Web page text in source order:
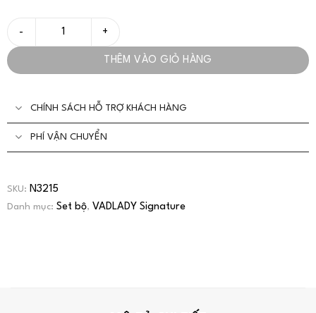
Bộ/Set Đồ Nữ Thêu Họa Tiết Độc Đáo Sang Trọng - VADLADY số
THÊM VÀO GIỎ HÀNG
CHÍNH SÁCH HỖ TRỢ KHÁCH HÀNG
PHÍ VẬN CHUYỂN
SKU: N3215
Danh mục: Set bộ, VADLADY Signature